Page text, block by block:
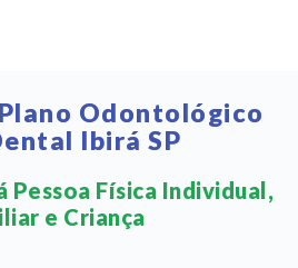
Odontológico
Ibirá SP
Física Individual,
e Criança​